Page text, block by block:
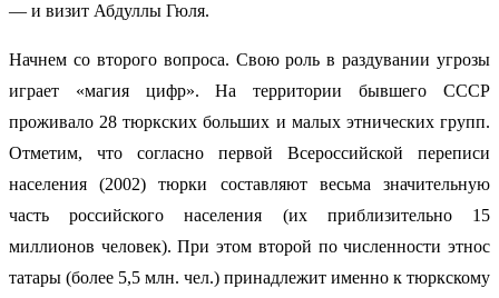
— и визит Абдуллы Гюля.
Начнем со второго вопроса. Свою роль в раздувании угрозы
играет «магия цифр». На территории бывшего СССР
проживало 28 тюркских больших и малых этнических групп.
Отметим, что согласно первой Всероссийской переписи
населения (2002) тюрки составляют весьма значительную
часть российского населения (их приблизительно 15
миллионов человек). При этом второй по численности этнос
татары (более 5,5 млн. чел.) принадлежит именно к тюркскому